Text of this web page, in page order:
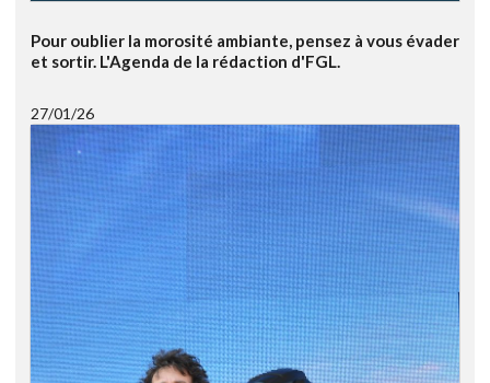
Pour oublier la morosité ambiante, pensez à vous évader
et sortir. L'Agenda de la rédaction d'FGL.
27/01/26